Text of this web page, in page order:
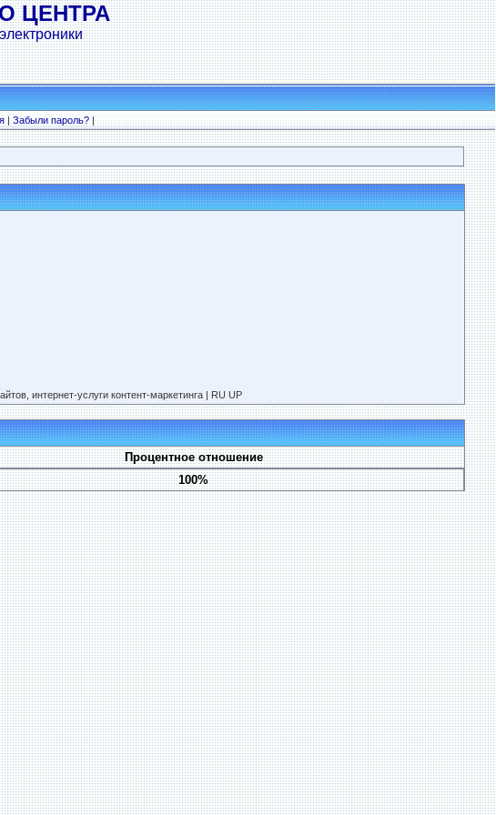
ЦЕНТРА
|Забыли пароль?|
интернет-услуги контент-маркетинга | RU UP
Процентное отношение
100%